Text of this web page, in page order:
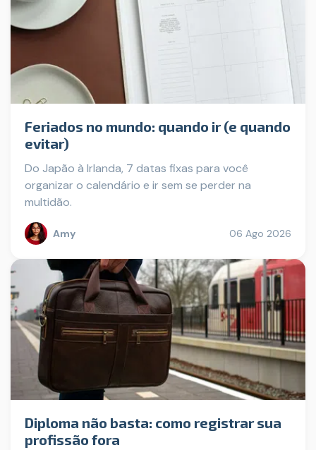
Feriados no mundo: quando ir (e quando
evitar)
Do Japão à Irlanda, 7 datas fixas para você
organizar o calendário e ir sem se perder na
multidão.
Amy 06 Ago 2026
Diploma não basta: como registrar sua
profissão fora